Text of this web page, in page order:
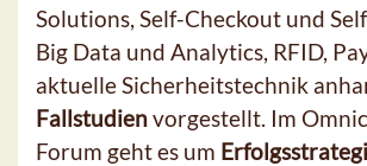
Solutions, Self-Checkout und
Big Data und Analytics, RFID,
aktuelle Sicherheitstechnik
Fallstudienvorgestellt. Im
Forum geht es um